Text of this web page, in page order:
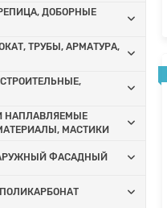
ДОБОРНЫЕ
ТРУБЫ, АРМАТУРА,
НАПЛАВЛЯЕМЫЕ
МАСТИКИ
ФАСАДНЫЙ